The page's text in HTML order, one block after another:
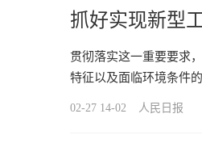
抓好实现新型
贯彻落实这一重要要求
特征以及面临环境条件
02-27 14-02 人民日报